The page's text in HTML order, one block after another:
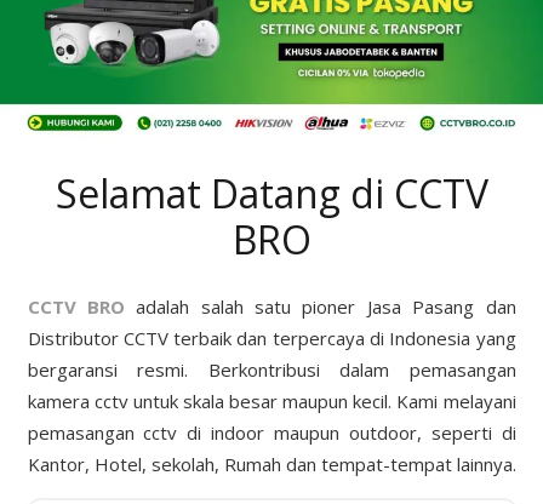
Selamat Datang di CCTV
BRO
CCTV BRO adalah salah satu pioner Jasa Pasang dan
Distributor CCTV terbaik dan terpercaya di Indonesia yang
bergaransi resmi. Berkontribusi dalam pemasangan
kamera cctv untuk skala besar maupun kecil. Kami melayani
pemasangan cctv di indoor maupun outdoor, seperti di
Kantor, Hotel, sekolah, Rumah dan tempat-tempat lainnya.